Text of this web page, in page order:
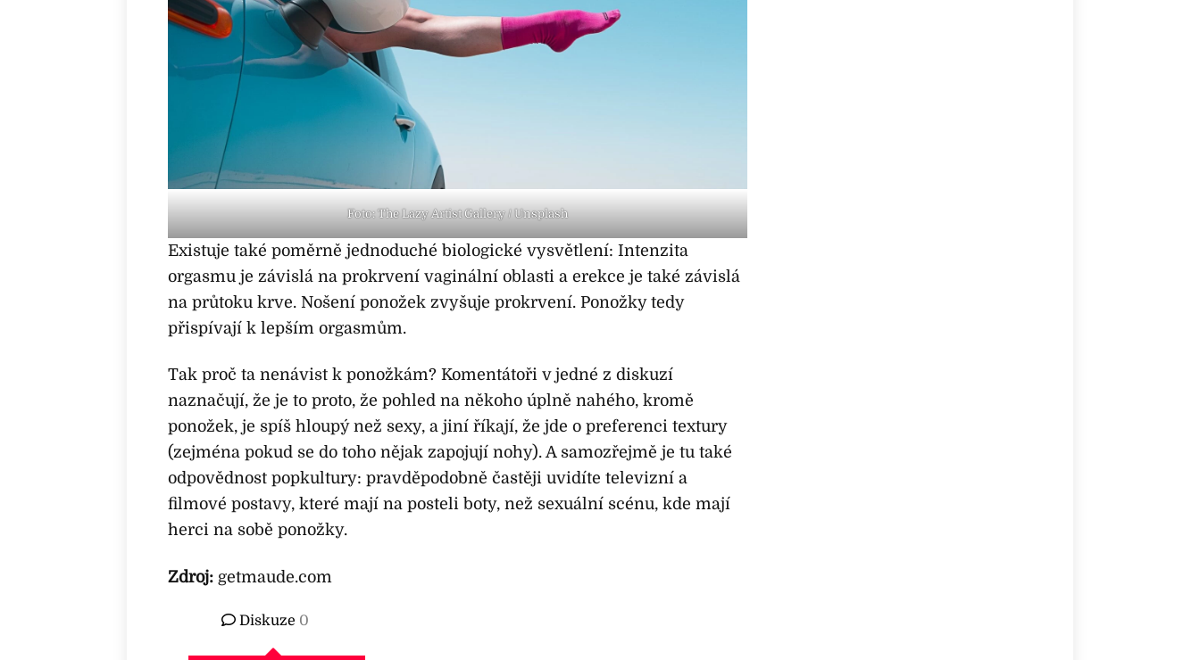
Foto: The Lazy Artist Gallery / Unsplash
Existuje také poměrně jednoduché biologické vysvětlení: Intenzita
orgasmu je závislá na prokrvení vaginální oblasti a erekce je také závislá
na průtoku krve. Nošení ponožek zvyšuje prokrvení. Ponožky tedy
přispívají k lepším orgasmům.
Tak proč ta nenávist k ponožkám? Komentátoři v jedné z diskuzí
naznačují, že je to proto, že pohled na někoho úplně nahého, kromě
ponožek, je spíš hloupý než sexy, a jiní říkají, že jde o preferenci textury
(zejména pokud se do toho nějak zapojují nohy). A samozřejmě je tu také
odpovědnost popkultury: pravděpodobně častěji uvidíte televizní a
filmové postavy, které mají na posteli boty, než sexuální scénu, kde mají
herci na sobě ponožky.
Zdroj:getmaude.com
Diskuze 0